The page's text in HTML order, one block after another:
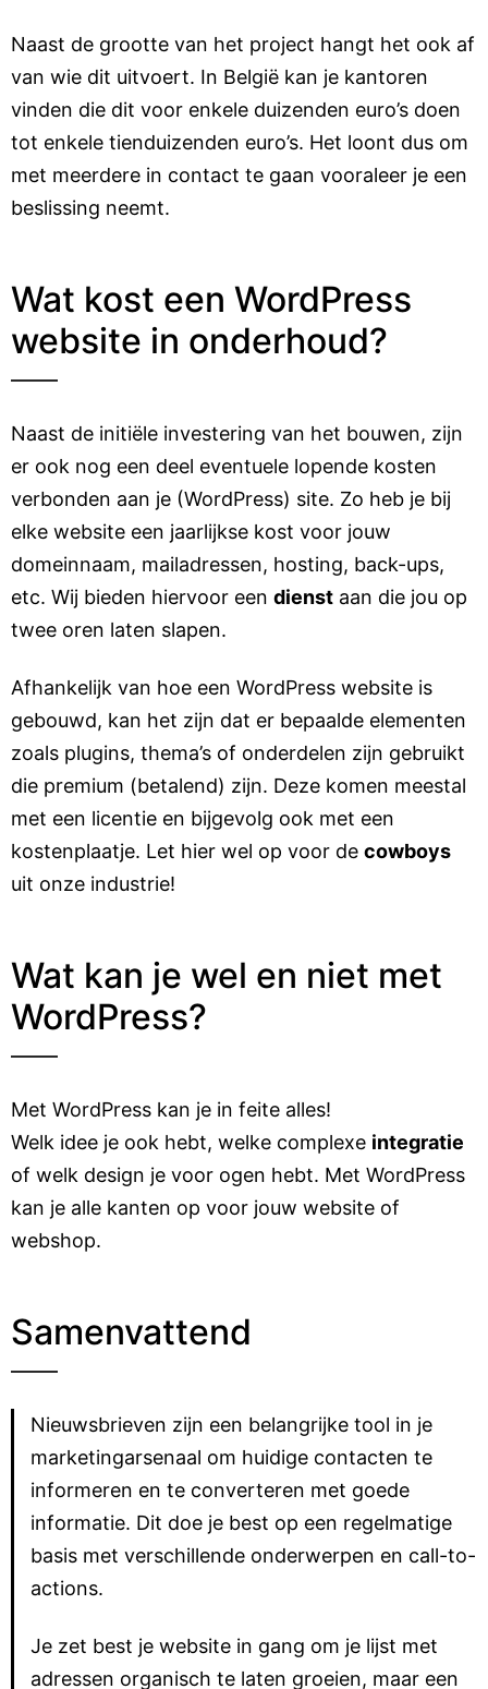
Naast de grootte van het project hangt het ook af
van wie dit uitvoert. In België kan je kantoren
vinden die dit voor enkele duizenden euro’s doen
tot enkele tienduizenden euro’s. Het loont dus om
met meerdere in contact te gaan vooraleer je een
beslissing neemt.
Wat kost een WordPress
website in onderhoud?
Naast de initiële investering van het bouwen, zijn
er ook nog een deel eventuele lopende kosten
verbonden aan je (WordPress) site. Zo heb je bij
elke website een jaarlijkse kost voor jouw
domeinnaam, mailadressen, hosting, back-ups,
etc. Wij bieden hiervoor een dienst aan die jou op
twee oren laten slapen.
Afhankelijk van hoe een WordPress website is
gebouwd, kan het zijn dat er bepaalde elementen
zoals plugins, thema’s of onderdelen zijn gebruikt
die premium (betalend) zijn. Deze komen meestal
met een licentie en bijgevolg ook met een
kostenplaatje. Let hier wel op voor de cowboys
uit onze industrie!
Wat kan je wel en niet met
WordPress?
Met WordPress kan je in feite alles!
Welk idee je ook hebt, welke complexe integratie
of welk design je voor ogen hebt. Met WordPress
kan je alle kanten op voor jouw website of
webshop.
Samenvattend
Nieuwsbrieven zijn een belangrijke tool in je
marketingarsenaal om huidige contacten te
informeren en te converteren met goede
informatie. Dit doe je best op een regelmatige
basis met verschillende onderwerpen en call-to-
actions.
Je zet best je website in gang om je lijst met
adressen organisch te laten groeien, maar een